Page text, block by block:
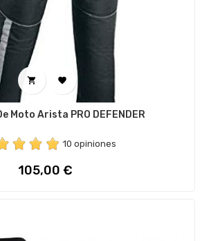
 
Moto Arista PRO DEFENDER
10 opiniones
Precio
105,00 €